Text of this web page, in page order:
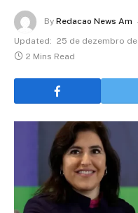
By Redacao News Am
Updated: 25 de dezembro de
2 Mins Read